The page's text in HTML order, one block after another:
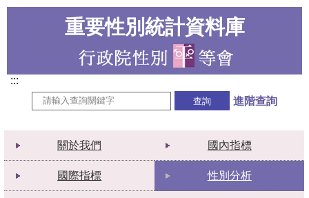
重要性別統計資料庫
進階查詢
關於我們 國內指標
國際指標 性別分析